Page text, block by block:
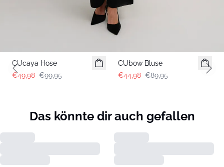
CUcaya Hose
€49,98 €99,95
CUbow Bluse
€44,98 €89,95
Previous slide
Das könnte dir auch gefallen